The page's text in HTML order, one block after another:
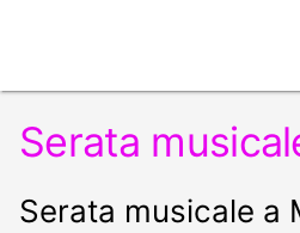
Serata
Serata musicale a